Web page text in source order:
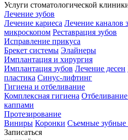
Услуги стоматологической
Лечение зубов
Лечение кариеса Лечение каналов
микроскопом Реставрация зубов
Исправление прикуса
Брекет системы Элайнеры
Имплантация и хирургия
Имплантация зубов Лечение десен
пластика Синус-лифтинг
Гигиена и отбеливание
Комплексная гигиена Отбеливание
каппами
Протезирование
Виниры Коронки Съемные зубные
Записаться